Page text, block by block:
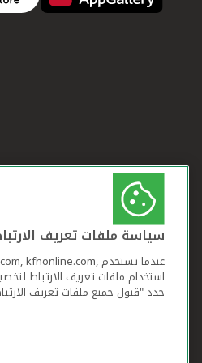
سياسة ملفات تعريف
استخدام ملفات تعريف الارتباط
حدد "قبول جميع ملفات تعريف